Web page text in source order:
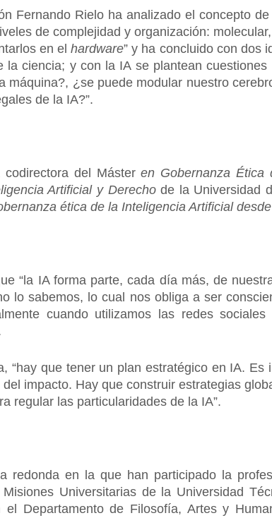
Fernando Rielo ha analizado el concepto de
de complejidad y organización:
en el hardware” y ha concluido con dos
la ciencia; y con la IA se plantean
máquina?, ¿se puede modular nuestro
de la IA?”.
codirectora del Másteren Gobernanza Ética
Artificial y Derechode la Universidad
ética de la Inteligencia Artificial
“la IA forma parte, cada día más, de
lo sabemos, lo cual nos obliga a ser
cuando utilizamos las redes
“hay que tener un plan estratégico en IA. Es
impacto. Hay que construir estrategias
regular las particularidades de la IA”.
redonda en la que han participado la
Universitarias de la Universidad
Departamento de Filosofía, Artes y